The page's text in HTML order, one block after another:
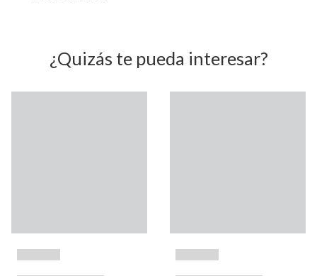
¿Quizás te pueda interesar?